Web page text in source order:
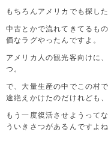
もちろんアメリカでも探し
中古とかで流れてきてるも
価なラグやったんですよ。
アメリカ人の観光客向けに
つ。
で、大量生産の中でこの村
途絶えかけたのだけれども、
もう一度復活させようって
ういきさつがあるんですよね